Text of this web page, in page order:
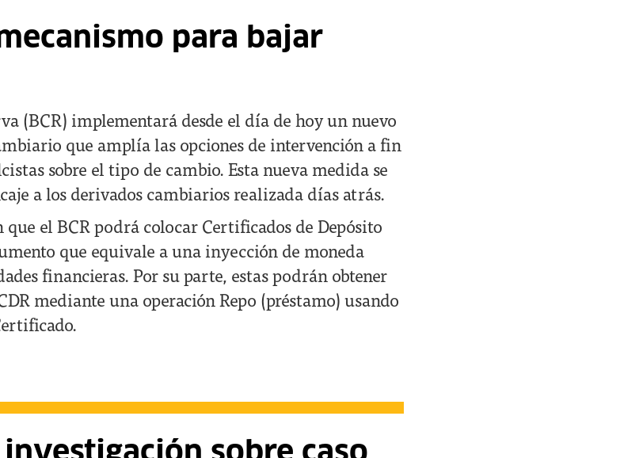
para bajar
(BCR) implementará desde el día de hoy un nuevo
que amplía las opciones de intervención a fin
sobre el tipo de cambio. Esta nueva medida se
a los derivados cambiarios realizada días atrás.
el BCR podrá colocar Certificados de Depósito
que equivale a una inyección de moneda
financieras. Por su parte, estas podrán obtener
mediante una operación Repo (préstamo) usando